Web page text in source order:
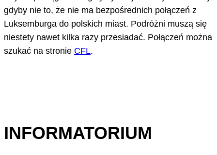
gdyby nie to, że nie ma bezpośrednich połączeń z
Luksemburga do polskich miast. Podróżni muszą się
niestety nawet kilka razy przesiadać. Połączeń można
szukać na stronie CFL.
INFORMATORIUM